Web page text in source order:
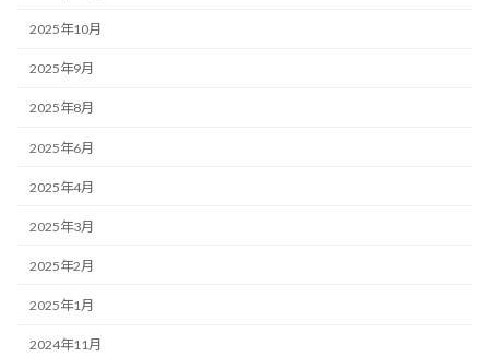
2025年10月
2025年9月
2025年8月
2025年6月
2025年4月
2025年3月
2025年2月
2025年1月
2024年11月